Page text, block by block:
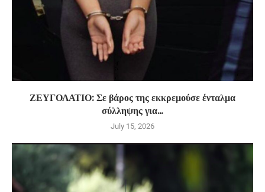
ΖΕΥΓΟΛΑΤΙΟ: Σε βάρος της εκκρεμούσε ένταλμα
σύλληψης για...
July 15, 2026